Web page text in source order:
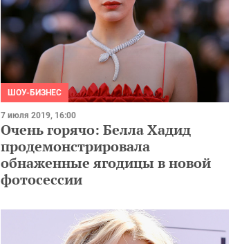
ШОУ-БИЗНЕС
7 июля 2019, 16:00
Очень горячо: Белла Хадид
продемонстрировала
обнаженные ягодицы в новой
фотосессии